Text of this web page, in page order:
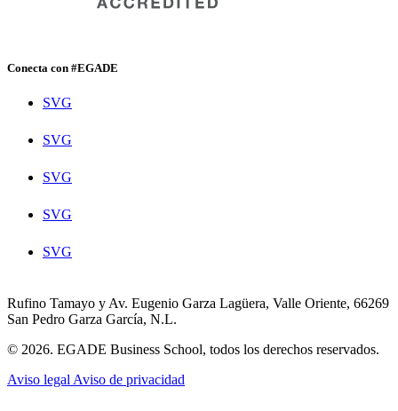
Conecta con #EGADE
SVG
SVG
SVG
SVG
SVG
Rufino Tamayo y Av. Eugenio Garza Lagüera, Valle Oriente, 66269
San Pedro Garza García, N.L.
© 2026. EGADE Business School, todos los derechos reservados.
Aviso legal Aviso de privacidad